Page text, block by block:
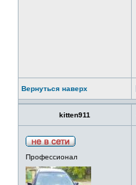
Вернуться наверх
kitten911
Профессионал